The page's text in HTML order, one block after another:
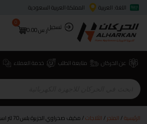
اللغة: العربية
المملكة العربية السعودية
تسجيلر.س0.00
0
عن الحركان متابعة الطلب خدمة العملاء
الرئيسية/المتجر/الثلاجات/ مكيف صحراوي الجزيرة بلس 70 لتر اسود